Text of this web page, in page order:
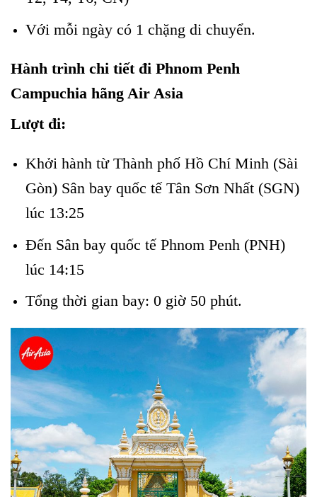
Với mỗi ngày có 1 chặng di chuyển.
Hành trình chi tiết đi Phnom Penh
Campuchia hãng Air Asia
Lượt đi:
Khởi hành từ Thành phố Hồ Chí Minh (Sài
Gòn) Sân bay quốc tế Tân Sơn Nhất (SGN)
lúc 13:25
Đến Sân bay quốc tế Phnom Penh (PNH)
lúc 14:15
Tổng thời gian bay: 0 giờ 50 phút.